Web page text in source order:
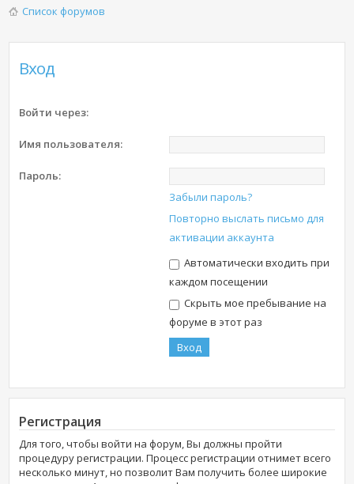
Список форумов
Вход
Войти через:
Имя пользователя:
Пароль:
Забыли пароль?
Повторно выслать письмо для
активации аккаунта
Автоматически входить при
каждом посещении
Скрыть мое пребывание на
форуме в этот раз
Регистрация
Для того, чтобы войти на форум, Вы должны пройти
процедуру регистрации. Процесс регистрации отнимет всего
несколько минут, но позволит Вам получить более широкие